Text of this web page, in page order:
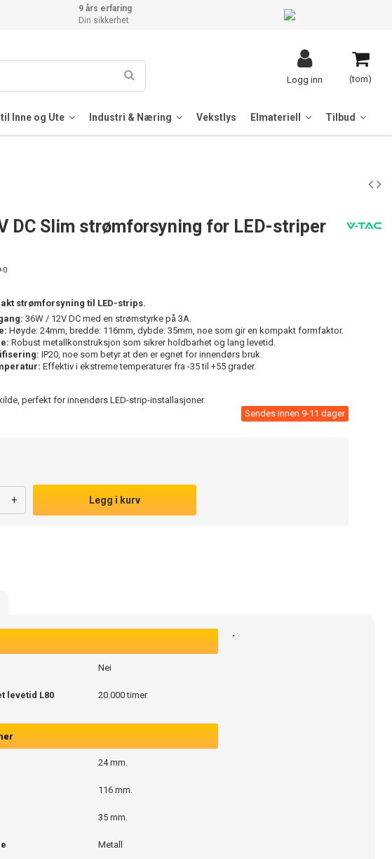
9 års erfaring
Din sikkerhet
(tom)
Logg inn
til Inne og Ute Industri & Næring Vekstlys Elmateriell Tilbud
DC Slim strømforsyning for LED-striper
0
strømforsyning til LED-strips.
36W / 12V DC med en strømstyrke på 3A.
Høyde: 24mm, bredde: 116mm, dybde: 35mm, noe som gir en kompakt formfaktor.
Robust metallkonstruksjon som sikrer holdbarhet og lang levetid.
IP20, noe som betyr at den er egnet for innendørs bruk.
Effektiv i ekstreme temperaturer fra -35 til +55 grader.
perfekt for innendørs LED-strip-installasjoner.
Sendes innen 9-11 dager
+ Legg i kurv
Nei
levetid L80 20.000 timer
24 mm.
116 mm.
35 mm.
Metall